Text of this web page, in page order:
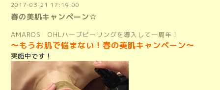
2017-03-21 17:19:00
春の美肌キャンペーン☆
AMAROS OHLハーブピーリングを導入して一周年！
～もうお肌で悩まない！ 春の美肌キャンペーン～
実施中です！